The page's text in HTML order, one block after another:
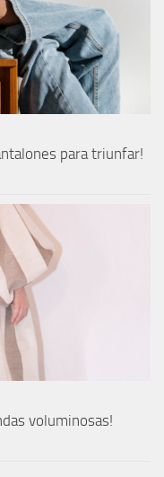
para triunfar!
voluminosas!